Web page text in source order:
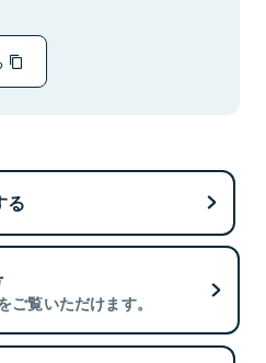
る
ご覧いただけます。